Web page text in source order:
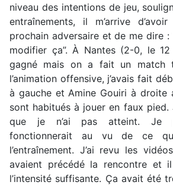
niveau des intentions de jeu,
entraînements, il m’arrive
prochain adversaire et de me dire :
modifier ça”. À Nantes (2-0, le
gagné mais on a fait un match
l’animation offensive, j’avais fait
à gauche et Amine Gouiri à droite
sont habitués à jouer en faux pied.
que je n’ai pas atteint. Je
fonctionnerait au vu de ce
l’entraînement. J’ai revu les
avaient précédé la rencontre et
l’intensité suffisante. Ça avait été